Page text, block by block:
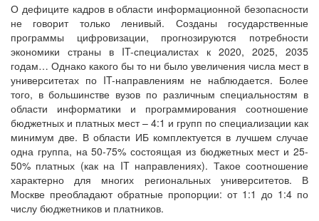
О дефиците кадров в области информационной безопасности
не говорит только ленивый. Созданы государственные
программы цифровизации, прогнозируются потребности
экономики страны в IT-специалистах к 2020, 2025, 2035
годам… Однако какого бы то ни было увеличения числа мест в
университетах по IT-направлениям не наблюдается. Более
того, в большинстве вузов по различным специальностям в
области информатики и программирования соотношение
бюджетных и платных мест – 4:1 и групп по специализации как
минимум две. В области ИБ комплектуется в лучшем случае
одна группа, на 50-75% состоящая из бюджетных мест и 25-
50% платных (как на IT направлениях). Такое соотношение
характерно для многих региональных университетов. В
Москве преобладают обратные пропорции: от 1:1 до 1:4 по
числу бюджетников и платников.